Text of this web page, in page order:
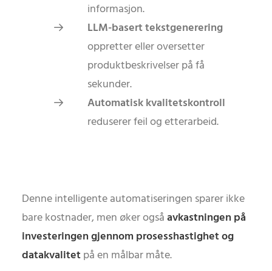
informasjon.
LLM-basert tekstgenerering
oppretter eller oversetter
produktbeskrivelser på få
sekunder.
Automatisk kvalitetskontroll
reduserer feil og etterarbeid.
Denne intelligente automatiseringen sparer ikke
bare kostnader, men øker ogsåavkastningen på
investeringen gjennom prosesshastighet og
datakvalitetpå en målbar måte.